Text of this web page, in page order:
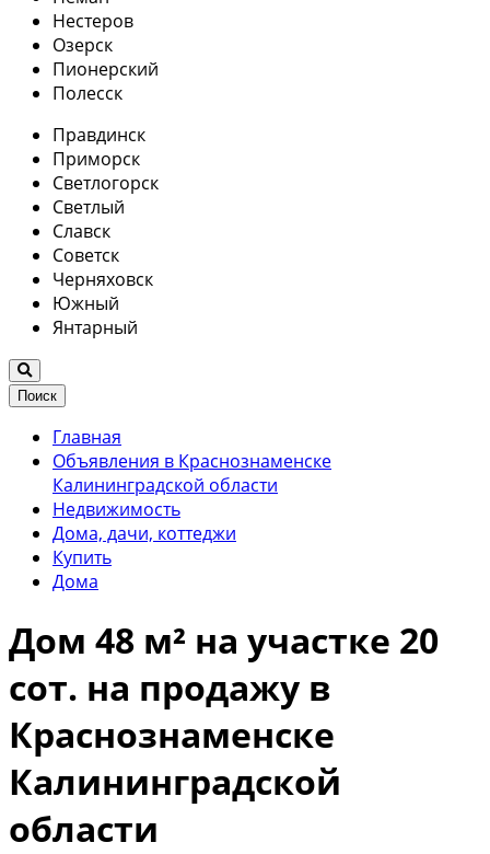
Нестеров
Озерск
Пионерский
Полесск
Правдинск
Приморск
Светлогорск
Светлый
Славск
Советск
Черняховск
Южный
Янтарный
Поиск
Главная
Объявления в Краснознаменске
Калининградской области
Недвижимость
Дома, дачи, коттеджи
Купить
Дома
Дом 48 м² на участке 20
сот. на продажу в
Краснознаменске
Калининградской
области